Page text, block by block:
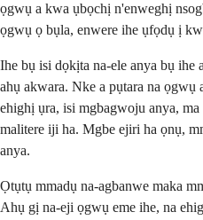
ọgwụ a kwa ụbọchị n'enweghị
ọgwụ ọ bụla, enwere ihe ụfọdụ ị
Ihe bụ isi dọkịta na-ele anya bụ ihe
ahụ akwara. Nke a pụtara na
ehighị ụra, isi mgbagwoju anya,
malitere iji ha. Mgbe ejiri ha ọnụ,
anya.
Ọtụtụ mmadụ na-agbanwe maka
Ahụ gị na-eji ọgwụ eme ihe, na